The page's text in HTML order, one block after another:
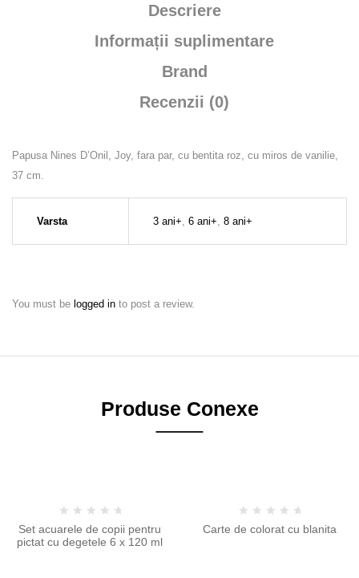
Descriere
Informații suplimentare
Brand
Recenzii (0)
Papusa Nines D’Onil, Joy, fara par, cu bentita roz, cu miros de vanilie,
37 cm.
Varsta 3 ani+ 6 ani+ 8 ani+
You must be logged in to post a review.
Produse Conexe
Set acuarele de copii pentru
pictat cu degetele 6 x 120 ml
Carte de colorat cu blanita